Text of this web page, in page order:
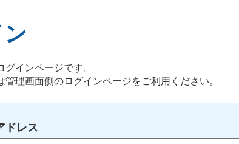
グインページです。
管理画面側のログインページをご利用ください。
ドレス